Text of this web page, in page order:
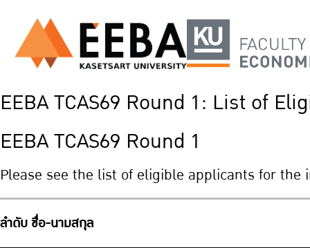
EEBA TCAS69 Round 1: List of
EEBA TCAS69 Round 1
Please see the list of eligible applicants for the
ลำดับ ชื่อ-นามสกุล